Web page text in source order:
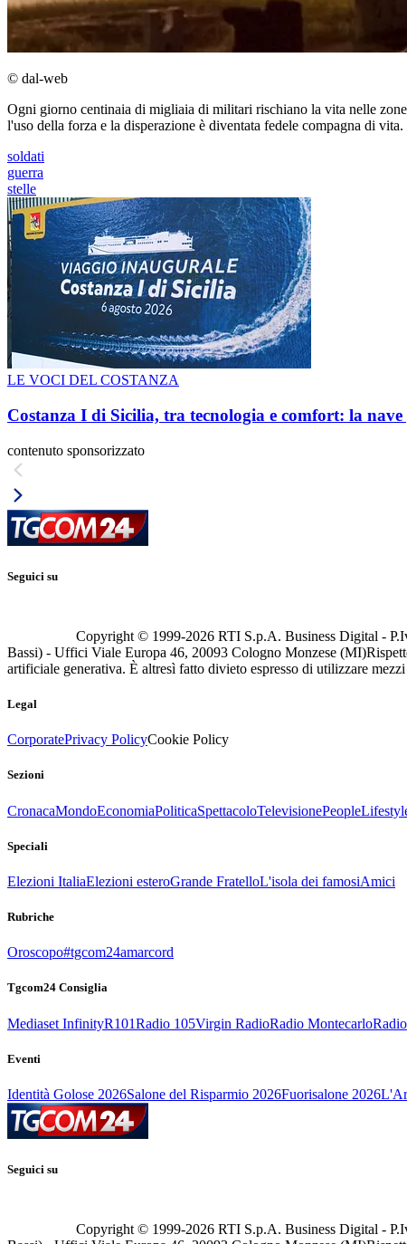
© dal-web
Ogni giorno centinaia di migliaia di militari rischiano la vita nelle
l'uso della forza e la disperazione è diventata fedele compagna di
soldati
guerra
stelle
LE VOCI DEL COSTANZA
Costanza I di Sicilia, tra tecnologia e comfort: la nave
contenuto sponsorizzato
Seguici su
Copyright © 1999-2026 RTI S.p.A. Business Digital -
Bassi) - Uffici Viale Europa 46, 20093 Cologno Monzese (MI)
artificiale generativa. È altresì fatto divieto espresso di utilizzare
Legal
CorporatePrivacy PolicyCookie Policy
Sezioni
CronacaMondoEconomiaPoliticaSpettacoloTelevisionePeople
Speciali
Elezioni ItaliaElezioni esteroGrande FratelloL'isola dei famosiAmici
Rubriche
Oroscopo#tgcom24amarcord
Tgcom24 Consiglia
Mediaset InfinityR101Radio 105Virgin RadioRadio Montecarlo
Eventi
Identità Golose 2026Salone del Risparmio 2026Fuorisalone 2026
Seguici su
Copyright © 1999-2026 RTI S.p.A. Business Digital -